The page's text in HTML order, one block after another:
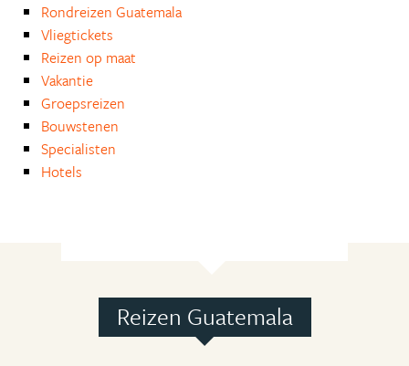
Rondreizen Guatemala
Vliegtickets
Reizen op maat
Vakantie
Groepsreizen
Bouwstenen
Specialisten
Hotels
Reizen Guatemala